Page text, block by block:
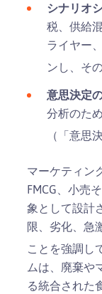
シナリオ
税、供給
ライヤー
ンし、そ
意思決定
分析のた
（「意思
マーケティン
FMCG、小売
象として設計
限、劣化、急
ことを強調し
ムは、廃棄や
る統合された